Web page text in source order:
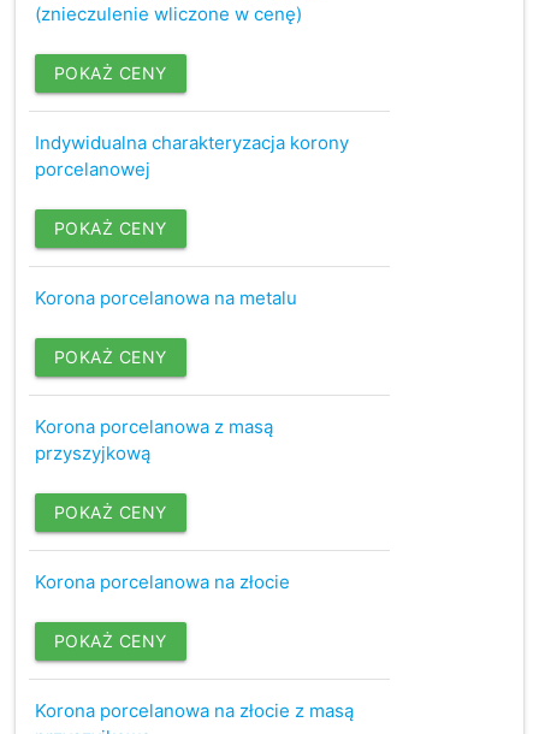
(znieczulenie wliczone w cenę)
POKAŻ CENY
Indywidualna charakteryzacja korony
porcelanowej
POKAŻ CENY
Korona porcelanowa na metalu
POKAŻ CENY
Korona porcelanowa z masą
przyszyjkową
POKAŻ CENY
Korona porcelanowa na złocie
POKAŻ CENY
Korona porcelanowa na złocie z masą